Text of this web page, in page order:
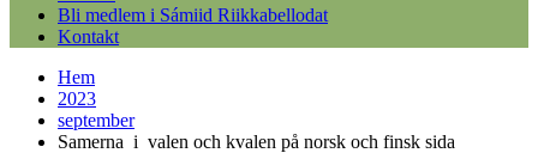
Bli medlem i Sámiid Riikkabellodat
Kontakt
Hem
2023
september
Samerna i valen och kvalen på norsk och finsk sida